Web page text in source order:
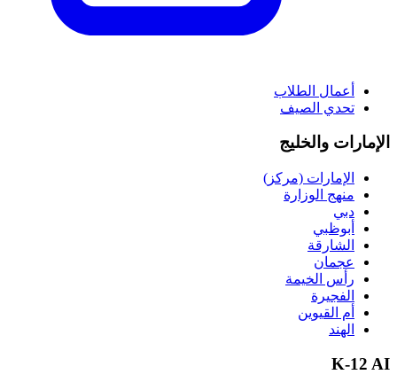
أعمال الطلاب
تحدي الصيف
الإمارات والخليج
الإمارات (مركز)
منهج الوزارة
دبي
أبوظبي
الشارقة
عجمان
رأس الخيمة
الفجيرة
أم القيوين
الهند
K-12 AI